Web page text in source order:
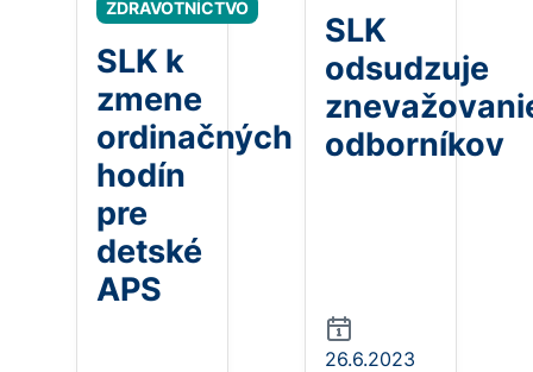
ZDRAVOTNÍCTVO
SLK k
zmene
ordinačných
hodín
pre
detské
APS
SLK
odsudzuje
odborníkov
26.6.2023